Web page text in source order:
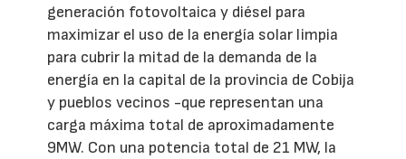
generación fotovoltaica y diésel para
maximizar el uso de la energía solar limpia
para cubrir la mitad de la demanda de la
energía en la capital de la provincia de Cobija
y pueblos vecinos -que representan una
carga máxima total de aproximadamente
9MW. Con una potencia total de 21 MW, la